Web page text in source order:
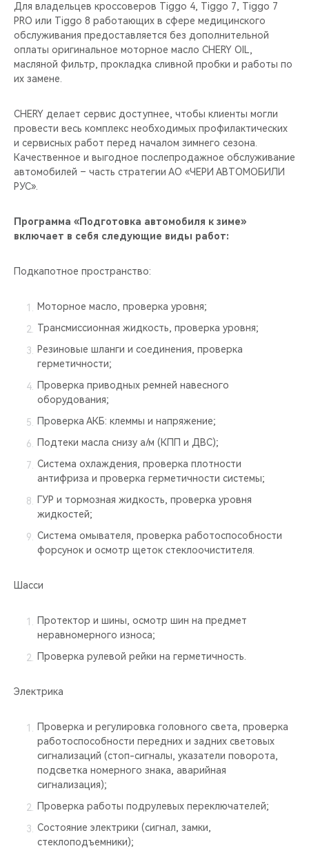
ВИДЕООБЗОРЫ
CHERY ДЛЯ ДЕТЕЙ
Для владельцев кроссоверов Tiggo 4, Tiggo 7, Tiggo 7
PRO или Tiggo 8 работающих в сфере медицинского
обслуживания предоставляется без дополнительной
оплаты оригинальное моторное масло CHERY OIL,
масляной фильтр, прокладка сливной пробки и работы по
их замене.
CHERY делает сервис доступнее, чтобы клиенты могли
провести весь комплекс необходимых профилактических
и сервисных работ перед началом зимнего сезона.
Качественное и выгодное послепродажное обслуживание
автомобилей – часть стратегии АО «ЧЕРИ АВТОМОБИЛИ
РУС».
Программа «Подготовка автомобиля к зиме»
включает в себя следующие виды работ:
Подкапотное пространство:
Моторное масло, проверка уровня;
Трансмиссионная жидкость, проверка уровня;
Резиновые шланги и соединения, проверка
герметичности;
Проверка приводных ремней навесного
оборудования;
Проверка АКБ: клеммы и напряжение;
Подтеки масла снизу а/м (КПП и ДВС);
Система охлаждения, проверка плотности
антифриза и проверка герметичности системы;
ГУР и тормозная жидкость, проверка уровня
жидкостей;
Система омывателя, проверка работоспособности
форсунок и осмотр щеток стеклоочистителя.
Шасси
Протектор и шины, осмотр шин на предмет
неравномерного износа;
Проверка рулевой рейки на герметичность.
Электрика
Проверка и регулировка головного света, проверка
работоспособности передних и задних световых
сигнализаций (стоп-сигналы, указатели поворота,
подсветка номерного знака, аварийная
сигнализация);
Проверка работы подрулевых переключателей;
Состояние электрики (сигнал, замки,
стеклоподъемники);